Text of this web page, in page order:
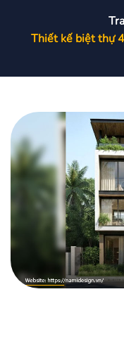
Thiết kế biệt thự